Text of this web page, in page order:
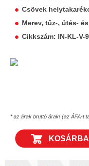
Csövek
Merev, tűz-, ütés-
Cikkszám: IN-KL-V-
* az árak bruttó árak! (az ÁFA-t